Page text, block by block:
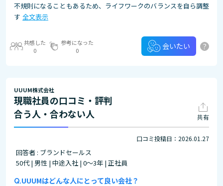
不規則になることもあるため、ライフワークのバランスを自ら調整
す 全文表示
共感した
0
参考になった
0
会いたい ?
UUUM株式会社
現職社員の口コミ・評判
合う人・合わない人
共有
口コミ投稿日：2026.01.27
回答者 : ブランドセールス
50代 | 男性 | 中途入社 | 0～3年 | 正社員
UUUMはどんな人にとって良い会社？